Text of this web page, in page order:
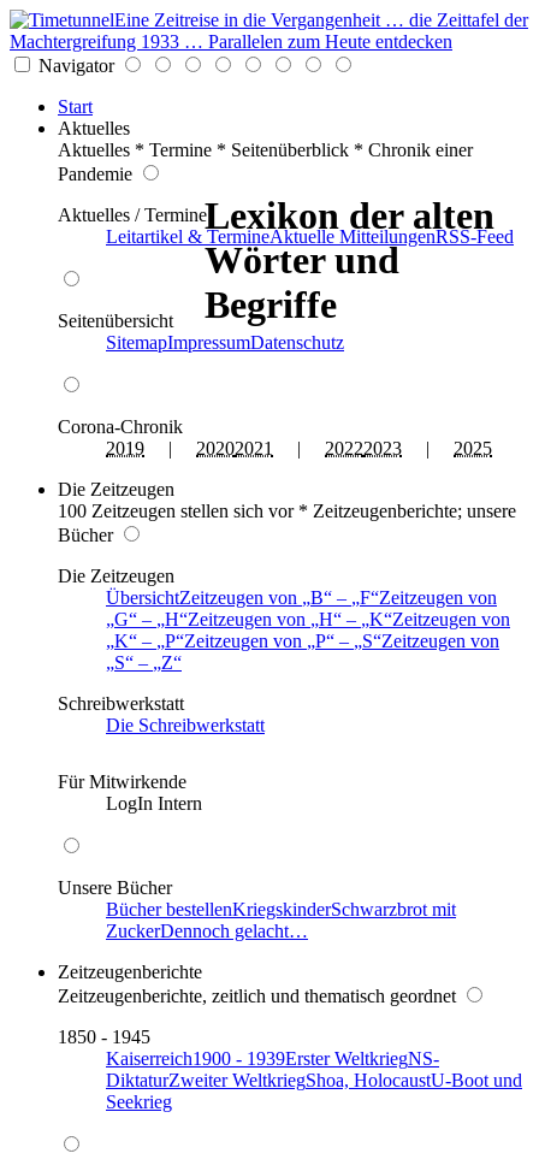
Eine Zeitreise in die Vergangenheit … die Zeittafel der
Machtergreifung 1933 … Parallelen zum Heute entdecken
Navigator
Start
Aktuelles
Aktuelles * Termine * Seitenüberblick * Chronik einer
Pandemie
Aktuelles / Termine
Leitartikel & TermineAktuelle MitteilungenRSS-Feed
Seitenübersicht
SitemapImpressumDatenschutz
Corona-Chronik
2019 | 20202021 | 20222023 | 2025
Die Zeitzeugen
100 Zeitzeugen stellen sich vor * Zeitzeugenberichte; unsere
Bücher
Die Zeitzeugen
ÜbersichtZeitzeugen von B – F Zeitzeugen von
G
– H Zeitzeugen von H – K Zeitzeugen von
K
– P Zeitzeugen von P – S Zeitzeugen von
S
–
Z
Schreibwerkstatt
Die Schreibwerkstatt
Für Mitwirkende
LogIn Intern
Unsere Bücher
Bücher bestellenKriegskinderSchwarzbrot mit
ZuckerDennoch gelacht…
Zeitzeugenberichte
Zeitzeugenberichte, zeitlich und thematisch geordnet
1850 - 1945
Kaiserreich1900 - 1939Erster WeltkriegNS-
DiktaturZweiter WeltkriegShoa, HolocaustU-Boot und
Seekrieg
Lexikon der alten
Wörter und
Begriffe